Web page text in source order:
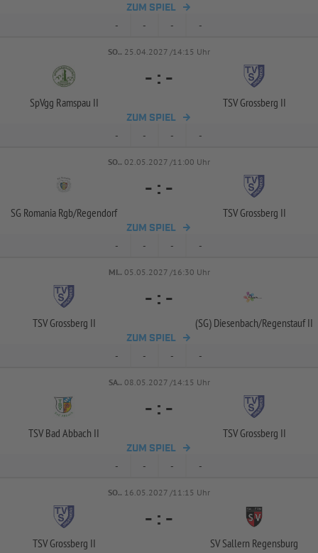
ZUM SPIEL
- - - -
SO.. 25.04.2027 /14:15 Uhr
SpVgg Ramspau II
- : -
TSV Grossberg II
ZUM SPIEL
- - - -
SO.. 02.05.2027 /11:00 Uhr
SG Romania Rgb/Regendorf
- : -
TSV Grossberg II
ZUM SPIEL
- - - -
MI.. 05.05.2027 /16:30 Uhr
TSV Grossberg II
- : -
(SG) Diesenbach/Regenstauf II
ZUM SPIEL
- - - -
SA.. 08.05.2027 /14:15 Uhr
TSV Bad Abbach II
- : -
TSV Grossberg II
ZUM SPIEL
- - - -
SO.. 16.05.2027 /11:15 Uhr
TSV Grossberg II
- : -
SV Sallern Regensburg